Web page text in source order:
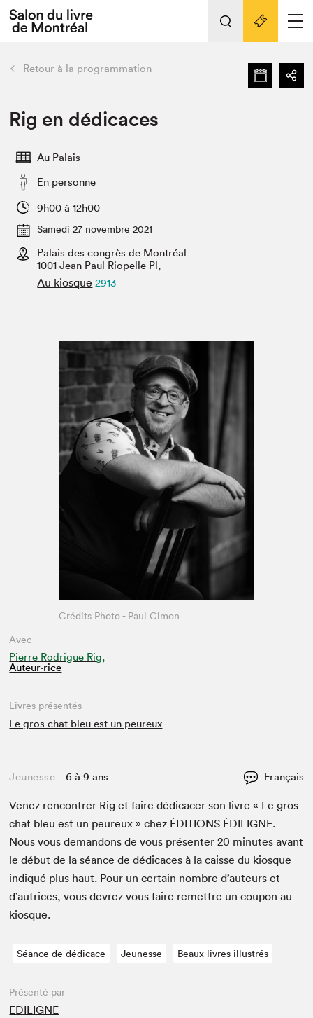
Espace exposant⋅e⋅s
Espace enseignant·e·s
L'événement
Préparer sa visite au Salon
Actualités
SLM PRO
retour Nos activités
Préparer sa visite
Salon au Palais
Projets partenaires
Liens pratiques
Retour à la programmation
Rig en dédicaces
Au Palais
En personne
9h00 à 12h00
Samedi 27 novembre 2021
Palais des congrès de Montréal
1001 Jean Paul Riopelle Pl,
Au kiosque 2913
Avec
Pierre Rodrigue Rig,
Auteur·rice
Crédits Photo - Paul Cimon
Livres présentés
Le gros chat bleu est un peureux
Jeunesse 6 à 9 ans Français
Venez ren­con­tr­er Rig et faire dédi­cac­er son livre « Le gros
chat bleu est un peureux » chez ÉDI­TIONS ÉDILIGNE.
Nous vous deman­dons de vous présen­ter20 min­utes avant
le début de la séance de dédi­caces à la caisse du kiosque
indiqué plus haut. Pour un cer­tain nom­bre d’auteurs et
d’autrices, vous devrez vous faire remet­tre un coupon au
kiosque.
Séance de dédicace Jeunesse Beaux livres illustrés
Présenté par
EDILIGNE